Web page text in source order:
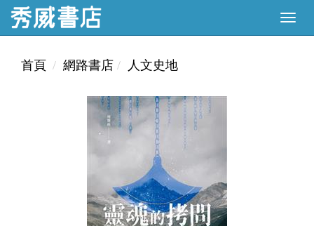
首頁 網路書店 人文史地